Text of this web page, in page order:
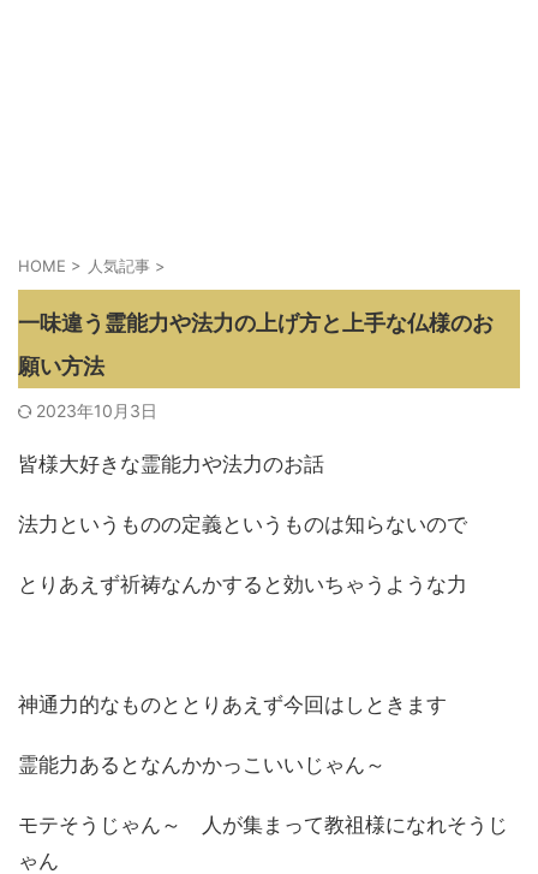
HOME > 人気記事 >
一味違う霊能力や法力の上げ方と上手な仏様のお
願い方法
2023年10月3日
皆様大好きな霊能力や法力のお話
法力というものの定義というものは知らないので
とりあえず祈祷なんかすると効いちゃうような力
神通力的なものととりあえず今回はしときます
霊能力あるとなんかかっこいいじゃん～
モテそうじゃん～ 人が集まって教祖様になれそうじ
ゃん